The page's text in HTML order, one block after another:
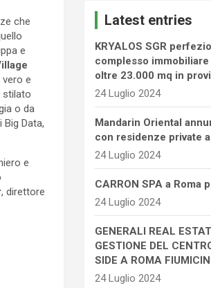
che
e
e
stilato
o da
Data,
e
, direttore
Latest entries
KRYALOS SGR
complesso
oltre 23.000 mq in
24 Luglio 2024
Mandarin Oriental
con residenze private
24 Luglio 2024
CARRON SPA a Roma
24 Luglio 2024
GENERALI REAL
GESTIONE DEL
SIDE A ROMA
24 Luglio 2024